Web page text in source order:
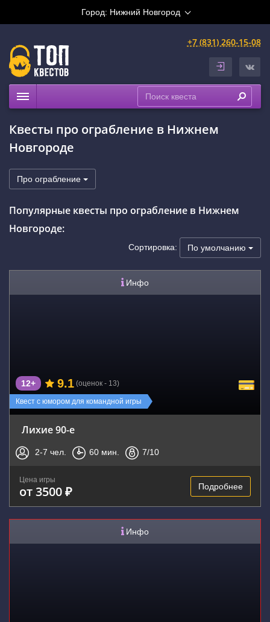
Город: Нижний Новгород
+7 (831) 260-15-08
Праздники
Расписание
Рейтинги
На карте
Сертификаты
Квесты про ограбление в Нижнем
Новгороде
Про ограбление
Популярные квесты про ограбление в Нижнем
Новгороде:
Сортировка: По умолчанию
Инфо
Квест с юмором для командной игры
12+ 9.1 (оценок - 13)
Лихие 90-е
2-7 чел. 60 мин. 7/10
Цена игры
от 3500 ₽ Подробнее
Инфо